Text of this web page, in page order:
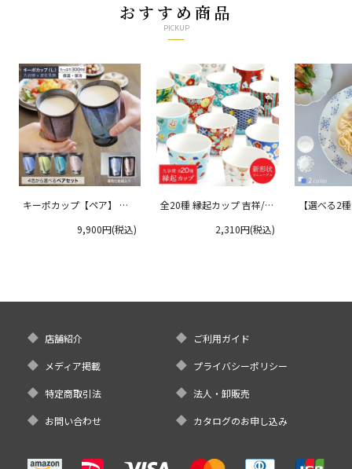
おすすめ商品
PICKUP
キーポカップ【ペア】 ラ
9,900円(税込)
全20種 縁起カップ 吉祥/青
2,310円(税込)
【選べる2
店舗紹介 ご利用ガイド
メディア掲載 プライバシーポリシー
特定商取引法 法人・卸販売
お問い合わせ カタログのお申し込み